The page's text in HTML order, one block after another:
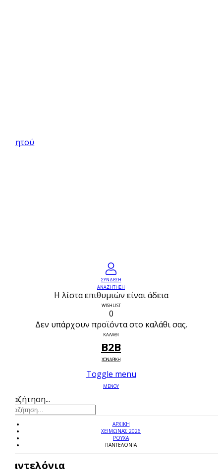
κινητού
ΣΥΝΔΕΣΗ
ΑΝΑΖΗΤΗΣΗ
Η λίστα επιθυμιών είναι άδεια
WISHLIST
0
Δεν υπάρχουν προϊόντα στο καλάθι σας.
ΚΑΛΑΘΙ
B2B
ΧΟΝΔΡΙΚΗ
Toggle menu
ΜΕΝΟΥ
Αναζήτηση...
ΑΡΧΙΚΉ
ΧΕΙΜΩΝΑΣ 2026
ΡΟΥΧΑ
ΠΑΝΤΕΛΌΝΙΑ
Παντελόνια